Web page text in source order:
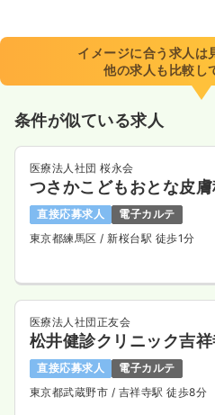
8:30～17:30（休憩60分）
4週8休以上
担当業務未経験可
夜勤のみ（常勤）
給与 500〜600万円/年
4週8休以上
担当業務未経験可
年収600万円以上可
気になる
イメージに合う求人は
他の求人も比較し
条件が似ている求人
医療法人社団 桜永会
つさかこどもおとな皮
直接応募求人
電子カルテ
東京都練馬区 / 新桜台駅 徒歩1分
医療法人社団正友会
松井健診クリニック吉
直接応募求人
電子カルテ
東京都武蔵野市 / 吉祥寺駅 徒歩8分